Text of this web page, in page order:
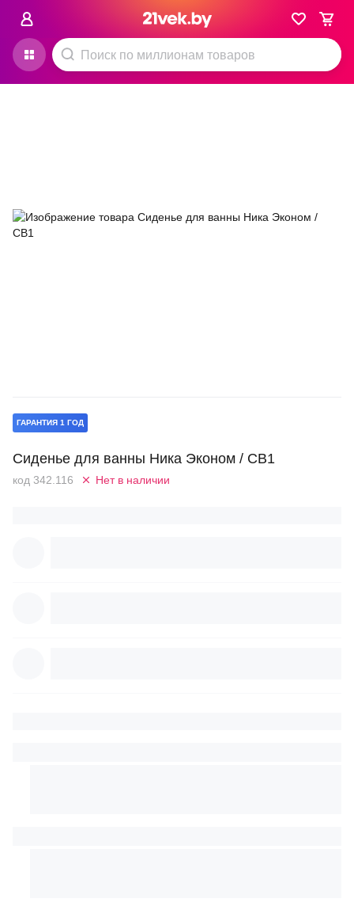
Ника
Аксессуары для ванной и туалета
ванной комнаты и туалета
4.8 12 отзывов 3 вопроса
ГАРАНТИЯ 1 ГОД
Сиденье для ванны Ника Эконом / СВ1
код 342.116 Нет в наличии